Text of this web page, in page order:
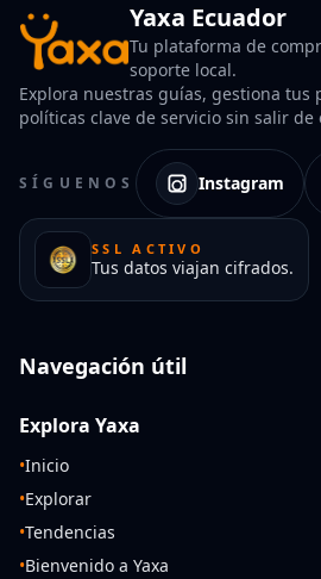
Yaxa Ecuador
Tu plataforma de
soporte local.
Explora nuestras guías, gestiona tus
políticas clave de servicio sin salir de
SÍGUENOS Instagram
SSL ACTIVO
Tus datos viajan cifrados.
Navegación útil
Explora Yaxa
•Inicio
•Explorar
•Tendencias
•Bienvenido a Yaxa